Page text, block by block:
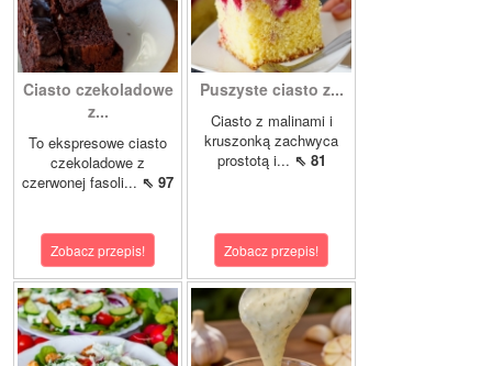
Ciasto czekoladowe
z...
To ekspresowe ciasto
czekoladowe z
czerwonej fasoli... ⇖ 97
Zobacz przepis!
Puszyste ciasto z...
Ciasto z malinami i
kruszonką zachwyca
prostotą i... ⇖ 81
Zobacz przepis!